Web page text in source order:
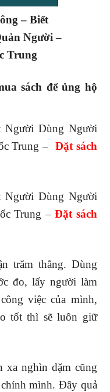
– Biết
Người –
Trung
sách để ủng hộ
Người Dùng Người
Trung – Đặt sách
Người Dùng Người
Trung – Đặt sách
trăm thắng. Dùng
đo, lấy người làm
việc của mình,
tốt thì sẽ luôn giữ
xa nghìn dặm cũng
mình. Đây quả